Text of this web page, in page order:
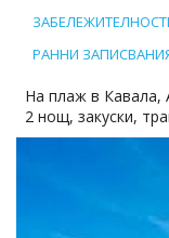
РАННИ
На плаж в
2 нощ, закуски,